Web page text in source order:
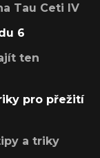
Tau Ceti IV
6
ten
pro přežití
a triky